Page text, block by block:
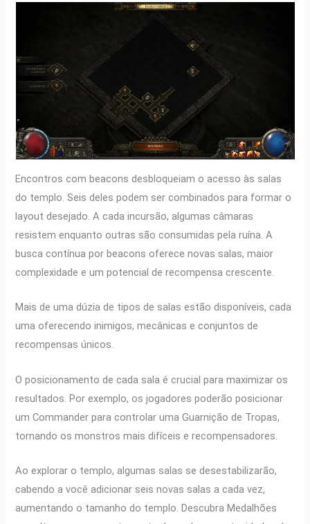
Encontros com beacons desbloqueiam o acesso às salas
do templo. Seis deles podem ser combinados para formar o
layout desejado. A cada incursão, algumas câmaras
resistem enquanto outras são consumidas pela ruína. A
busca contínua por beacons oferece novas salas, maior
complexidade e um potencial de recompensa crescente.
Mais de uma dúzia de tipos de salas estão disponíveis, cada
uma oferecendo inimigos, mecânicas e conjuntos de
recompensas únicos.
O posicionamento de cada sala é crucial para maximizar os
resultados. Por exemplo, os jogadores poderão posicionar
um Commander para controlar uma Guarnição de Tropas,
tornando os monstros mais difíceis e recompensadores.
Ao explorar o templo, algumas salas se desestabilizarão,
cabendo a você adicionar seis novas salas a cada vez,
aumentando o tamanho do templo. Descubra Medalhões